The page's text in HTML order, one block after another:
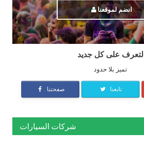
انضم لموقعنا
لتعرف على كل جديد
تميز بلا حدود
صفحتنا تابعنا
شركات السيارات